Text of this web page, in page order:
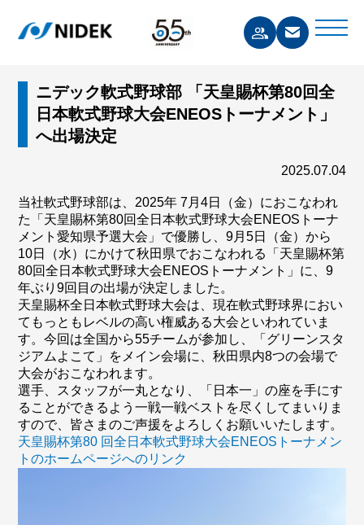
ニデック軟式野球部 「天皇賜杯第80回全
日本軟式野球大会ENEOSトーナメント」
へ出場決定
2025.07.04
当社軟式野球部は、2025年 7月4日（金）におこなわれ
た「天皇賜杯第80回全日本軟式野球大会ENEOSトーナ
メント愛知県予選大会」で優勝し、9月5日（金）から
10日（水）にかけて秋田県でおこなわれる「天皇賜杯第
80回全日本軟式野球大会ENEOSトーナメント」に、9
年ぶり9回目の出場が決定しました。
天皇賜杯全日本軟式野球大会は、現在軟式野球界におい
てもっともレベルの高い権威ある大会といわれていま
す。今回は全国から55チームが参加し、「グリーンスタ
ジアムよこて」をメイン会場に、秋田県内8つの会場で
大会がおこなわれます。
選手、スタッフが一丸となり、「日本一」の座を手にす
ることができるよう一戦一戦ベストを尽くしてまいりま
すので、皆さまのご声援をよろしくお願いいたします。
天皇賜杯第80 回全日本軟式野球大会ENEOSトーナメン
トのホームページへのリンク